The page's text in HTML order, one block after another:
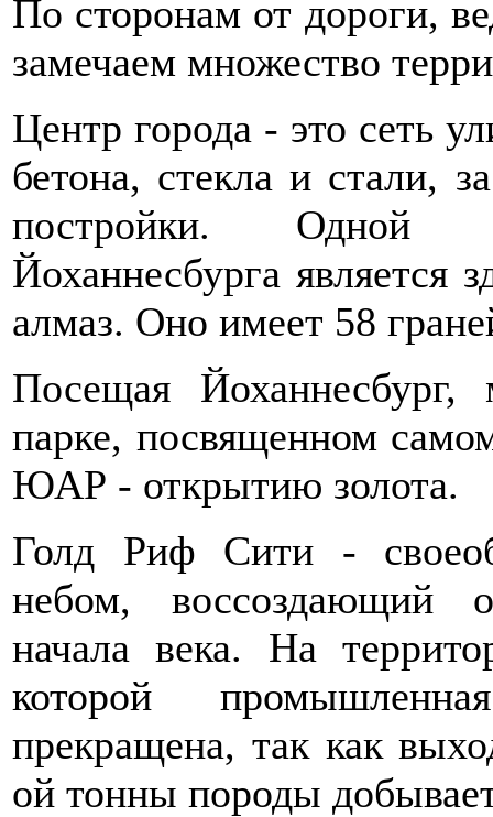
По сторонам от дороги,
замечаем множество
Центр города - это сеть
бетона, стекла и стали,
постройки. Одной
Йоханнесбурга
алмаз. Оно имеет 58
Посещая
парке, посвященном
ЮАР - открытию золота.
Голд Риф Сити -
небом, воссоздающий
начала века. На
которой
прекращена, так как
ой тонны породы